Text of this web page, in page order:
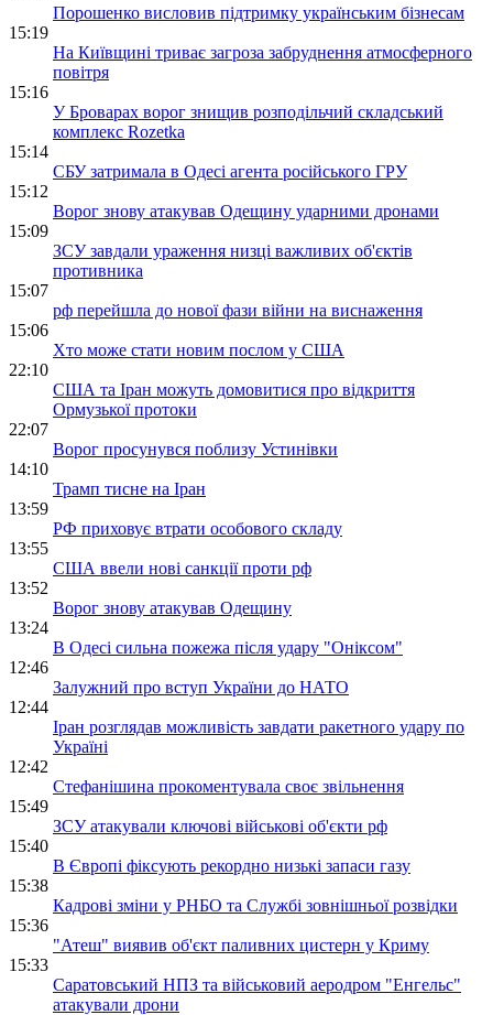
Порошенко висловив підтримку українським бізнесам
15:19
На Київщині триває загроза забруднення атмосферного
повітря
15:16
У Броварах ворог знищив розподільчий складський
комплекс Rozetka
15:14
СБУ затримала в Одесі агента російського ГРУ
15:12
Ворог знову атакував Одещину ударними дронами
15:09
ЗСУ завдали ураження низці важливих об'єктів
противника
15:07
рф перейшла до нової фази війни на виснаження
15:06
Хто може стати новим послом у США
22:10
США та Іран можуть домовитися про відкриття
Ормузької протоки
22:07
Ворог просунувся поблизу Устинівки
14:10
Трамп тисне на Іран
13:59
РФ приховує втрати особового складу
13:55
США ввели нові санкції проти рф
13:52
Ворог знову атакував Одещину
13:24
В Одесі сильна пожежа після удару "Оніксом"
12:46
Залужний про вступ України до НАТО
12:44
Іран розглядав можливість завдати ракетного удару по
Україні
12:42
Стефанішина прокоментувала своє звільнення
15:49
ЗСУ атакували ключові військові об'єкти рф
15:40
В Європі фіксують рекордно низькі запаси газу
15:38
Кадрові зміни у РНБО та Службі зовнішньої розвідки
15:36
"Атеш" виявив об'єкт паливних цистерн у Криму
15:33
Саратовський НПЗ та військовий аеродром "Енгельс"
атакували дрони